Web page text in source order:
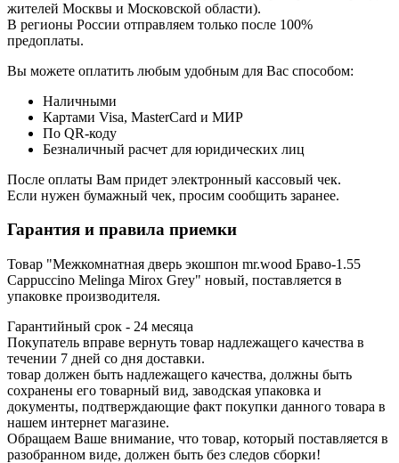
жителей Москвы и Московской области).
В регионы России отправляем только после 100%
предоплаты.
Вы можете оплатить любым удобным для Вас способом:
Наличными
Картами Visa, MasterCard и МИР
По QR-коду
Безналичный расчет для юридических лиц
После оплаты Вам придет электронный кассовый чек.
Если нужен бумажный чек, просим сообщить заранее.
Гарантия и правила приемки
Товар "Межкомнатная дверь экошпон mr.wood Браво-1.55
Cappuccino Melinga Mirox Grey" новый, поставляется в
упаковке производителя.
Гарантийный срок - 24 месяца
Покупатель вправе вернуть товар надлежащего качества в
течении 7 дней со дня доставки.
товар должен быть надлежащего качества, должны быть
сохранены его товарный вид, заводская упаковка и
документы, подтверждающие факт покупки данного товара в
нашем интернет магазине.
Обращаем Ваше внимание, что товар, который поставляется в
разобранном виде, должен быть без следов сборки!